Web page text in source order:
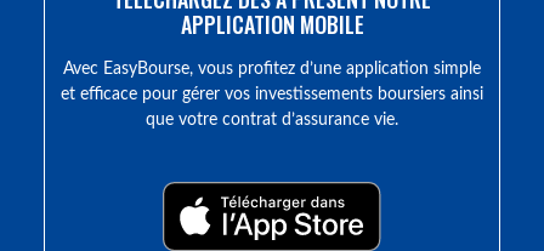
APPLICATION MOBILE
Avec EasyBourse, vous profitez d’une application simple
et efficace pour gérer vos investissements boursiers ainsi
que votre contrat d’assurance vie.